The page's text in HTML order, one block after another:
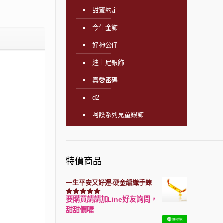
甜蜜約定
今生金飾
好神公仔
迪士尼銀飾
真愛密碼
d2
呵護系列兒童銀飾
特價商品
一生平安又好運-硬金編織手鍊
評分7740滿分 5
要購買請請加Line好友詢問，
甜甜價喔